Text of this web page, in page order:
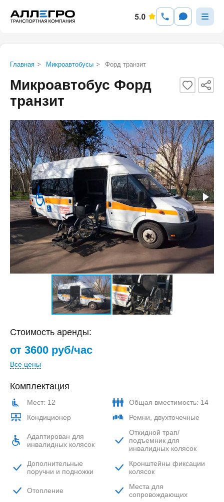
Главная > Микроавтобусы > Форд транзит
Микроавтобус Форд
транзит
Стоимость аренды:
от 3600 руб/час
Все цены
Комплектация
Мест: 12
Общая вместимость: 14
Кондиционер
Ремни, двухточечные
Адаптирован для
инвалидных колясок
Откидной трап/
подъемник для
инвалидных колясок
Дополнительные
поручни и подножки
Кронштейны фиксации
колясок
Отопление
Места для
сопровождающих